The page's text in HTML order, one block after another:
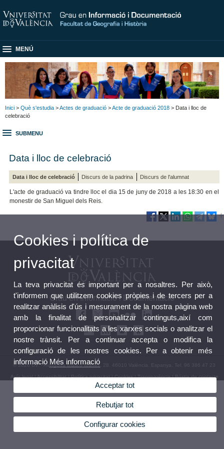
MENÚ
Inici > Què s'estudia >Actes de graduació >Acte de graduació 2018 > Data i lloc de
celebració
SUBMENU
Data i lloc de celebració
Data i lloc de celebració Discurs de la padrina Discurs de l'alumnat
L'acte de graduació va tindre lloc el dia 15 de juny de 2018 a les 18:30 en el
monestir de San Miguel dels Reis.
Grau en Informació i Documentació
© 2026 UV. - Avinguda Blasco Ibáñez, 28. 46010 València. Espanya. Tel. 96 386 47 23
Avís legal|Accessibilitat|Política privacitat|Cookies|Transparència|Bústia de contacte
Cookies i política de
privacitat
La teva privacitat és important per a nosaltres. Per això,
t'informem que utilitzem cookies pròpies i de tercers per a
realitzar anàlisis d'ús i mesurament de la nostra pàgina web
amb la finalitat de personalitzar continguts,així com
proporcionar funcionalitats a les xarxes socials o analitzar el
nostre trànsit. Per a continuar accepta o modifica la
configuració de les nostres cookies. Per a obtenir més
informació Més informació
Acceptar tot
Rebutjar tot
Configurar cookies